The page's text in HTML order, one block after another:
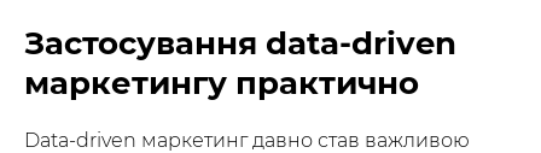
Застосування data-driven
маркетингу практично
Data-driven маркетинг давно став важливою